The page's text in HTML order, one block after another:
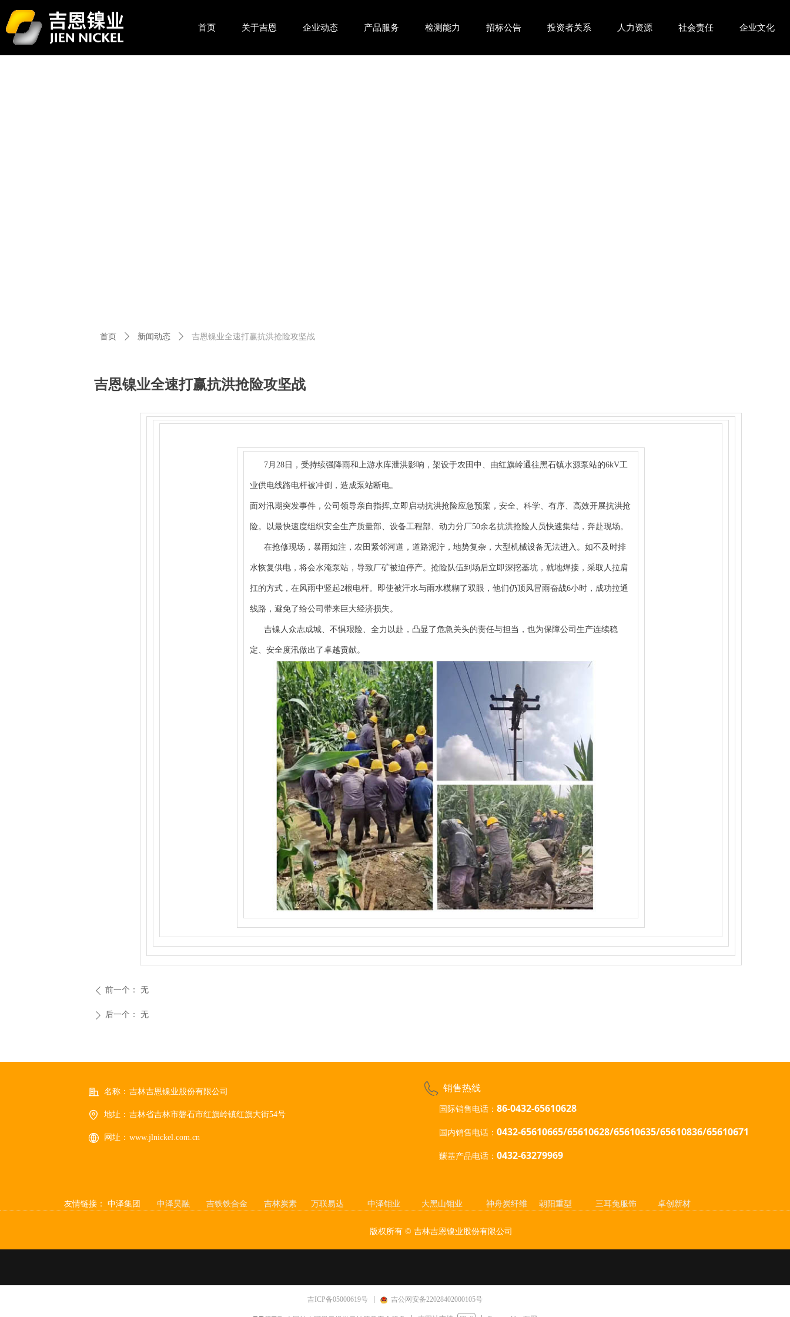
首页 关于吉恩 企业动态 产品服务 检测能力 招标公告 投资者关系 人力资源 社会责任 企业文化
吉恩镍业全速打赢抗洪抢险攻坚战
7月28日，受持续强降雨和上游水库泄洪影响，架设于农田中、由红旗岭通往黑石镇水源泵站的6kV工
业供电线路电杆被冲倒，造成泵站断电。
面对汛期突发事件，公司领导亲自指挥,立即启动抗洪抢险应急预案，安全、科学、有序、高效开展抗洪抢
险。以最快速度组织安全生产质量部、设备工程部、动力分厂50余名抗洪抢险人员快速集结，奔赴现场。
在抢修现场，暴雨如注，农田紧邻河道，道路泥泞，地势复杂，大型机械设备无法进入。如不及时排
水恢复供电，将会水淹泵站，导致厂矿被迫停产。抢险队伍到场后立即深挖基坑，就地焊接，采取人拉肩
扛的方式，在风雨中竖起2根电杆。即使被汗水与雨水模糊了双眼，他们仍顶风冒雨奋战6小时，成功拉通
线路，避免了给公司带来巨大经济损失。
吉镍人众志成城、不惧艰险、全力以赴，凸显了危急关头的责任与担当，也为保障公司生产连续稳
定、安全度汛做出了卓越贡献。
ꄴ 前一个： 无
ꄲ 后一个： 无
首页 ꄲ 新闻动态 ꄲ 吉恩镍业全速打赢抗洪抢险攻坚战
版权所有 © 吉林吉恩镍业股份有限公司
名称： 吉林吉恩镍业股份有限公司
地址： 吉林省吉林市磐石市红旗岭镇红旗大街54号
网址： www.jlnickel.com.cn
友情链接： 中泽集团 中泽昊融 吉铁铁合金 吉林炭素 万联易达 中泽钼业 大黑山钼业 神舟炭纤维 朝阳重型 三耳兔服饰 卓创新材
销售热线
国际销售电话： 86-0432-65610628
国内销售电话： 0432-65610665/65610628/65610635/65610836/65610671
羰基产品电话： 0432-63279969
吉ICP备05000619号 吉公网安备22028402000105号